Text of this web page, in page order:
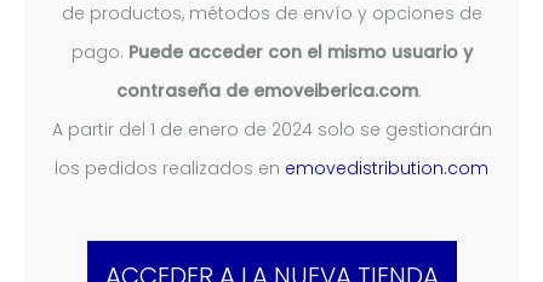
de productos, métodos de envío y opciones de
pago. Puede acceder con el mismo usuario y
contraseña de emoveiberica.com.
A partir del 1 de enero de 2024 solo se gestionarán
los pedidos realizados en emovedistribution.com